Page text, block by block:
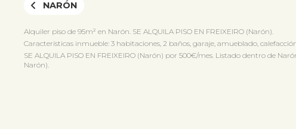
NARÓN
Alquiler piso de 95m² en Narón. SE ALQUILA PISO EN FREIXEIRO (Narón).
Características inmueble: 3 habitaciones, 2 baños, garaje, amueblado,
SE ALQUILA PISO EN FREIXEIRO (Narón) por 500€/mes. Listado dentro de
Narón).